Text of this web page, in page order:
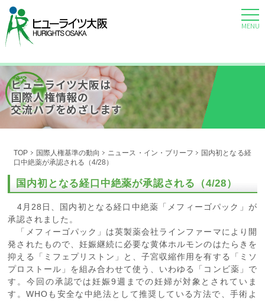
MENU
ヒューライツ大阪は
国際人権情報の
交流ハブをめざします
TOP 国際人権基準の動向 ニュース・イン・ブリーフ
国内初となる経
口中絶薬が承認される（4/28）
国内初となる経口中絶薬が承認される（4/28）
4月28日、国内初となる経口中絶薬「メフィーゴパック」が
承認されました。
「メフィーゴパック」は英製薬会社ラインファーマにより開
発されたもので、妊娠継続に必要な黄体ホルモンのはたらきを
抑える「ミフェプリストン」と、子宮収縮作用を有する「ミソ
プロストール」を組み合わせて使う、いわゆる「コンビ薬」で
す。今回の承認では妊娠9週までの妊婦が対象とされていま
す。WHOも安全な中絶法として推奨している方法で、手術よ